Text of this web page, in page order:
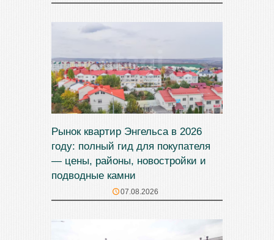
Рынок квартир Энгельса в 2026
году: полный гид для покупателя
— цены, районы, новостройки и
подводные камни
07.08.2026